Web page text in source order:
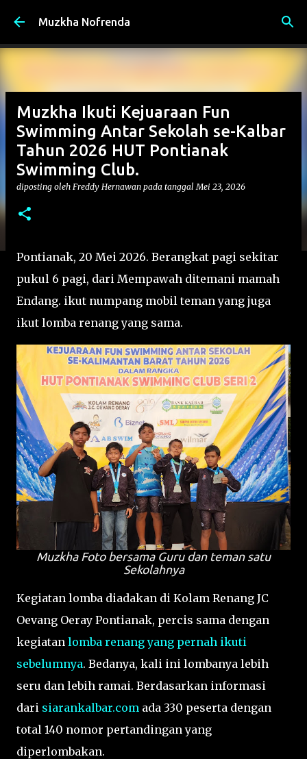
Langsung ke konten utama
Muzkha Nofrenda
Muzkha Ikuti Kejuaraan Fun
Swimming Antar Sekolah se-Kalbar
Tahun 2026 HUT Pontianak
Swimming Club.
diposting oleh Freddy Hernawan pada tanggalMei 23, 2026
Pontianak, 20 Mei 2026. Berangkat pagi sekitar
pukul 6 pagi, dari Mempawah ditemani mamah
Endang. ikut numpang mobil teman yang juga
ikut lomba renang yang sama.
Muzkha Foto bersama Guru dan teman satu
Sekolahnya
Kegiatan lomba diadakan di Kolam Renang JC
Oevang Oeray Pontianak, percis sama dengan
kegiatan lomba renang yang pernah ikuti
sebelumnya. Bedanya, kali ini lombanya lebih
seru dan lebih ramai. Berdasarkan informasi
dari siarankalbar.com ada 330 peserta dengan
total 140 nomor pertandingan yang
diperlombakan.